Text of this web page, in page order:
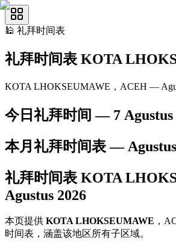
🕌 礼拜时间表
礼拜时间表 KOTA
KOTA LHOKSEUMAWE，ACEH —
今日礼拜时间 — 7 Agustus
本月礼拜时间表 — Agustus
礼拜时间表 KOTA
Agustus 2026
本页提供 KOTA LHOKSEUMAWE ，
时间表，涵盖该地区所有子区域。